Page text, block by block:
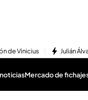
de Vinicius Julián
Mercado de